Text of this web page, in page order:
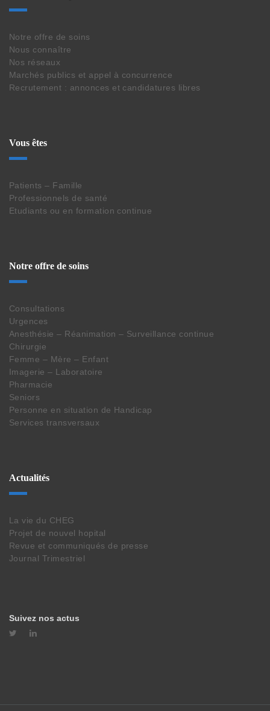
Notre offre de soins
Nous connaître
Nos réseaux
Marchés publics et appel à concurrence
Recrutement : annonces et candidatures libres
Vous êtes
Patients – Famille
Professionnels de santé
Etudiants ou en formation continue
Notre offre de soins
Consultations
Urgences
Anesthésie – Réanimation – Surveillance continue
Chirurgie
Femme – Mère – Enfant
Imagerie – Laboratoire
Pharmacie
Seniors
Personne en situation de Handicap
Services transversaux
Actualités
La vie du CHEG
Projet de nouvel hopital
Revue et communiqués de presse
Journal Trimestriel
Suivez nos actus